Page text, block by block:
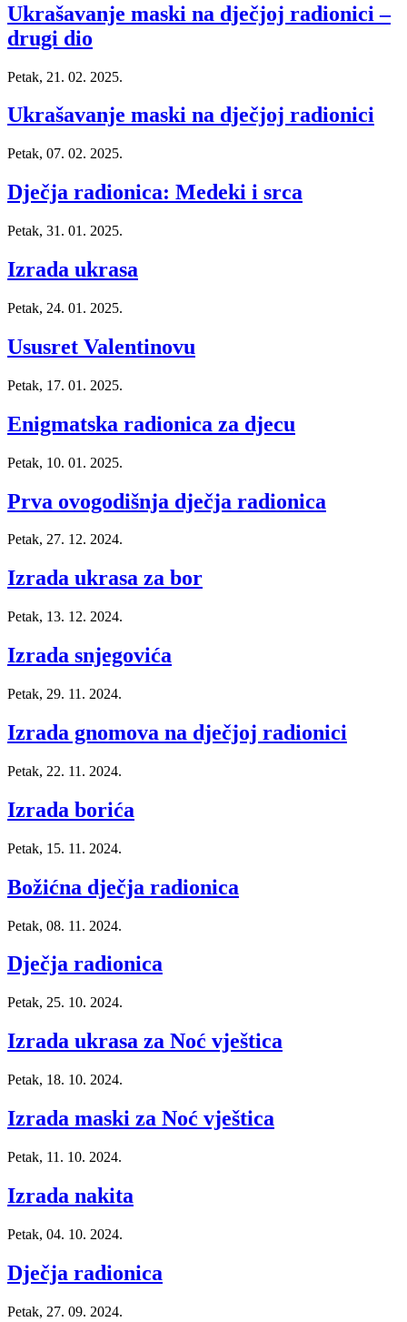
Ukrašavanje maski na dječjoj radionici –
drugi dio
Petak, 21. 02. 2025.
Ukrašavanje maski na dječjoj radionici
Petak, 07. 02. 2025.
Dječja radionica: Medeki i srca
Petak, 31. 01. 2025.
Izrada ukrasa
Petak, 24. 01. 2025.
Ususret Valentinovu
Petak, 17. 01. 2025.
Enigmatska radionica za djecu
Petak, 10. 01. 2025.
Prva ovogodišnja dječja radionica
Petak, 27. 12. 2024.
Izrada ukrasa za bor
Petak, 13. 12. 2024.
Izrada snjegovića
Petak, 29. 11. 2024.
Izrada gnomova na dječjoj radionici
Petak, 22. 11. 2024.
Izrada borića
Petak, 15. 11. 2024.
Božićna dječja radionica
Petak, 08. 11. 2024.
Dječja radionica
Petak, 25. 10. 2024.
Izrada ukrasa za Noć vještica
Petak, 18. 10. 2024.
Izrada maski za Noć vještica
Petak, 11. 10. 2024.
Izrada nakita
Petak, 04. 10. 2024.
Dječja radionica
Petak, 27. 09. 2024.